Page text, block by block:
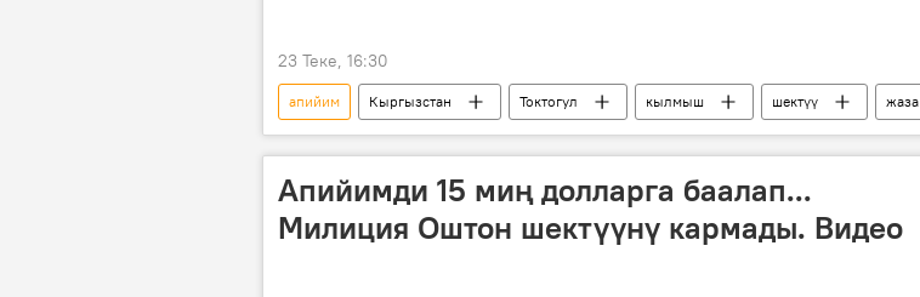
23 Теке, 16:30
апийим Кыргызстан Токтогул кылмыш шектүү
жаза
маңзат
Апийимди 15 миң долларга баалап...
Милиция Оштон шектүүнү кармады. Видео